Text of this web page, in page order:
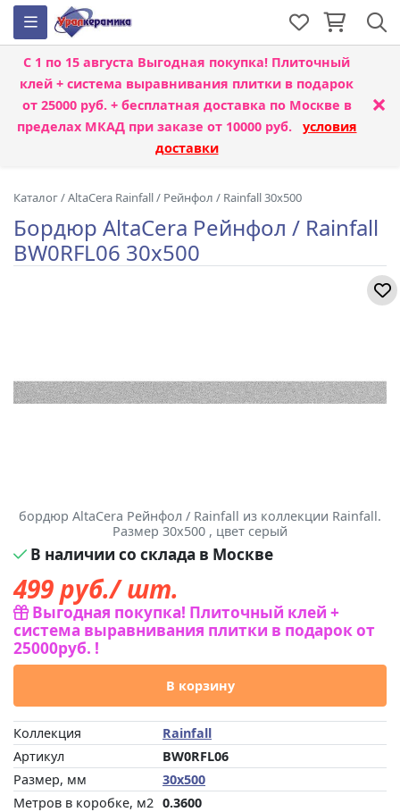
С 1 по 15 августа Выгодная покупка! Плиточный
клей + система выравнивания плитки в подарок
от 25000 руб. + бесплатная доставка по Москве в
пределах МКАД при заказе от 10000 руб. условия
доставки
×
Каталог/AltaCera Rainfall/ Рейнфол / Rainfall 30x500
Бордюр AltaCera Рейнфол / Rainfall
BW0RFL06 30x500
бордюр AltaCera Рейнфол / Rainfall из коллекции Rainfall.
Размер 30x500 , цвет серый
В наличии со склада в Москве
499руб./ шт.
Выгодная покупка! Плиточный клей +
система выравнивания плитки в подарок от
25000руб. !
В корзину
Коллекция
Rainfall
Артикул
BW0RFL06
Размер, мм
30x500
Метров в коробке, м2 0.3600